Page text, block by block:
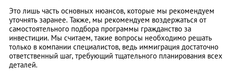
Это лишь часть основных нюансов, которые мы рекомендуем
уточнять заранее. Также, мы рекомендуем воздержаться от
самостоятельного подбора программы гражданство за
инвестиции. Мы считаем, такие вопросы необходимо решать
только в компании специалистов, ведь иммиграция достаточно
ответственный шаг, требующий тщательного планирования всех
деталей.